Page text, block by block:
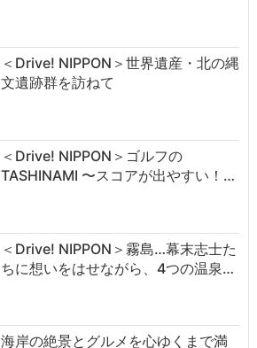
＜Drive! NIPPON＞世界遺産・北の縄
文遺跡群を訪ねて
＜Drive! NIPPON＞ゴルフの
TASHINAMI 〜スコアが出やすい！…
＜Drive! NIPPON＞霧島…幕末志士た
ちに想いをはせながら、4つの温泉…
海岸の絶景とグルメを心ゆくまで満